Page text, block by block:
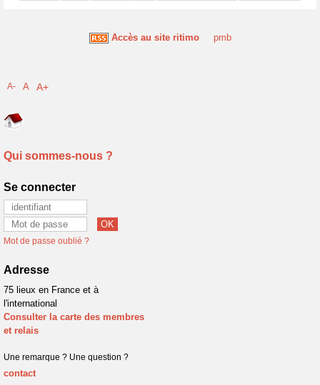
Accès au site ritimo pmb
A- A A+
Qui sommes-nous ?
Se connecter
Mot de passe oublié ?
Adresse
75 lieux en France et à
l'international
Consulter la carte des membres
et relais
Une remarque ? Une question ?
contact